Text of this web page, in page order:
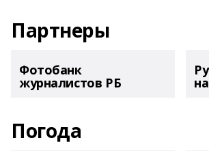
Партнеры
Фотобанк
журналистов РБ
Погода